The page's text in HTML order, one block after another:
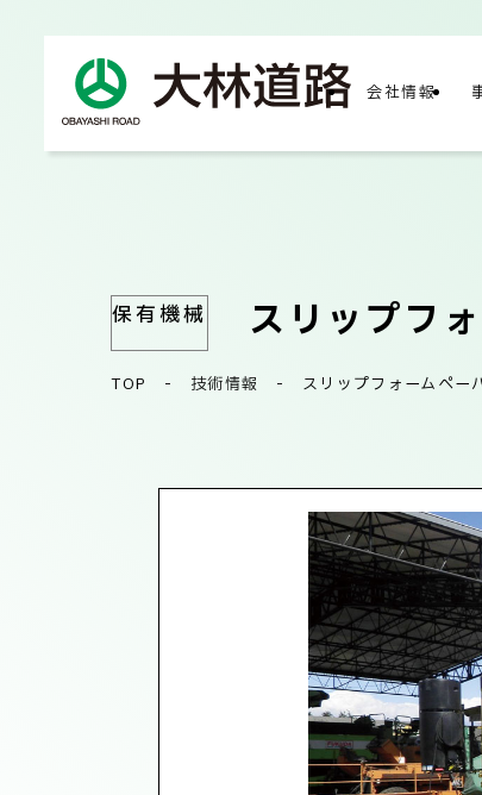
会社情報
保有機械 スリップフ
TOP - 技術情報 - スリップフォームペー